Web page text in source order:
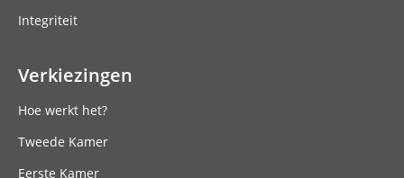
Integriteit
Verkiezingen
Hoe werkt het?
Tweede Kamer
Eerste Kamer